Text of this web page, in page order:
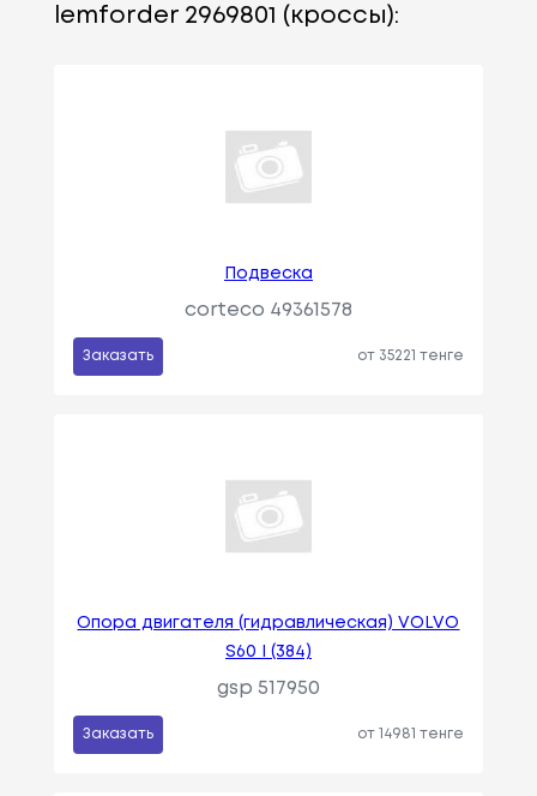
lemforder 2969801 (кроссы):
Подвеска
corteco 49361578
Заказать от 35221 тенге
Опора двигателя (гидравлическая) VOLVO
S60 I (384)
gsp 517950
Заказать от 14981 тенге